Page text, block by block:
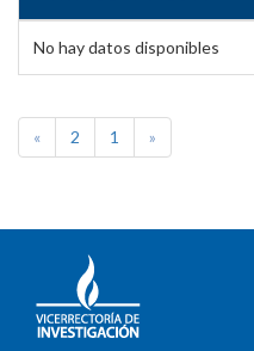
No hay datos disponibles
« 2 1 »